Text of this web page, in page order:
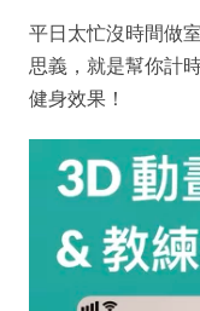
平日太忙沒時間做
思義，就是幫你計
健身效果！